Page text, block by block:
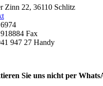
Zinn 22, 36110 Schlitz
Fax
947 27 Handy
Sie uns nicht per